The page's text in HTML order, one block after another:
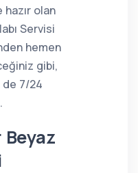
olan
Servisi
hemen
gibi,
de 7/24